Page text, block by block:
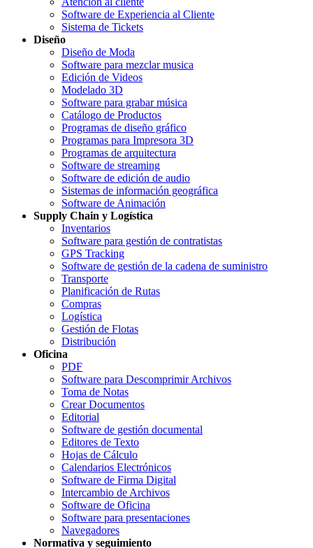
Software de Experiencia al Cliente
Sistema de Tickets
Diseño
Diseño de Moda
Software para mezclar musica
Edición de Videos
Modelado 3D
Software para grabar música
Catálogo de Productos
Programas de diseño gráfico
Programas para Impresora 3D
Programas de arquitectura
Software de streaming
Software de edición de audio
Sistemas de información geográfica
Software de Animación
Supply Chain y Logística
Inventarios
Software para gestión de contratistas
GPS Tracking
Software de gestión de la cadena de suministro
Transporte
Planificación de Rutas
Compras
Logística
Gestión de Flotas
Distribución
Oficina
PDF
Software para Descomprimir Archivos
Toma de Notas
Crear Documentos
Editorial
Software de gestión documental
Editores de Texto
Hojas de Cálculo
Calendarios Electrónicos
Software de Firma Digital
Intercambio de Archivos
Software de Oficina
Software para presentaciones
Navegadores
Normativa y seguimiento